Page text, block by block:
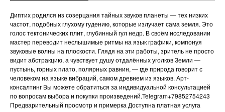
Диптих родился из созерцания тайных звуков планеты — тех низких
частот, подобных глухому гудению, которые излучает сама земля. Это
голос тектонических плит, глубинный гул недр. В своём исследовании
мастер переводит неслышимые ритмы на язык графики, компонуя
звуковые волны на плоскости. Глядя на эти работы, зритель не просто
видит абстракцию, а чувствует душу отдалённых уголков Земли —
пустынь, горных плато, полярных равнин, — где природа говорит с
человеком на языке вибраций, самом древнем из языков. Арт-
консалтинг Вы можете обратиться за индивидуальной консультацией
по вопросам выбора и покупки произведений.Telegram+79852754243
Предварительный просмотр и примерка Доступна платная услуга